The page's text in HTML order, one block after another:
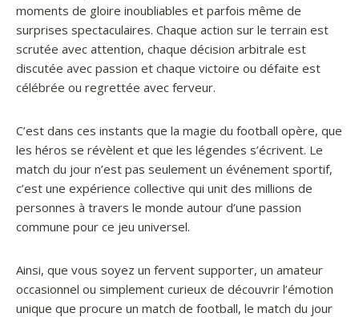
moments de gloire inoubliables et parfois même de
surprises spectaculaires. Chaque action sur le terrain est
scrutée avec attention, chaque décision arbitrale est
discutée avec passion et chaque victoire ou défaite est
célébrée ou regrettée avec ferveur.
C’est dans ces instants que la magie du football opère, que
les héros se révèlent et que les légendes s’écrivent. Le
match du jour n’est pas seulement un événement sportif,
c’est une expérience collective qui unit des millions de
personnes à travers le monde autour d’une passion
commune pour ce jeu universel.
Ainsi, que vous soyez un fervent supporter, un amateur
occasionnel ou simplement curieux de découvrir l’émotion
unique que procure un match de football, le match du jour